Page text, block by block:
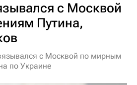
с Москвой
Путина,
с Москвой по мирным
по Украине